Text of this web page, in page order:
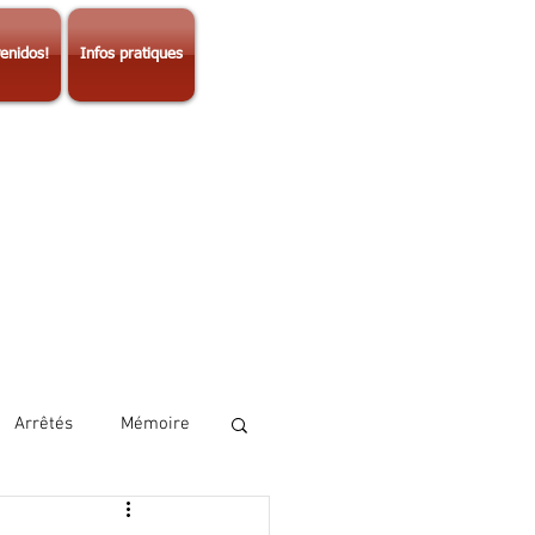
Infos pratiques
Arrêtés Mémoire